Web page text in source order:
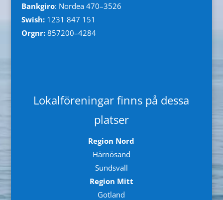
Bankgiro: Nordea 470–3526
Swish:1231 847 151
Orgnr: 857200–4284
Lokalföreningar finns på dessa
platser
Region Nord
Härnösand
Sundsvall
Region Mitt
Gotland